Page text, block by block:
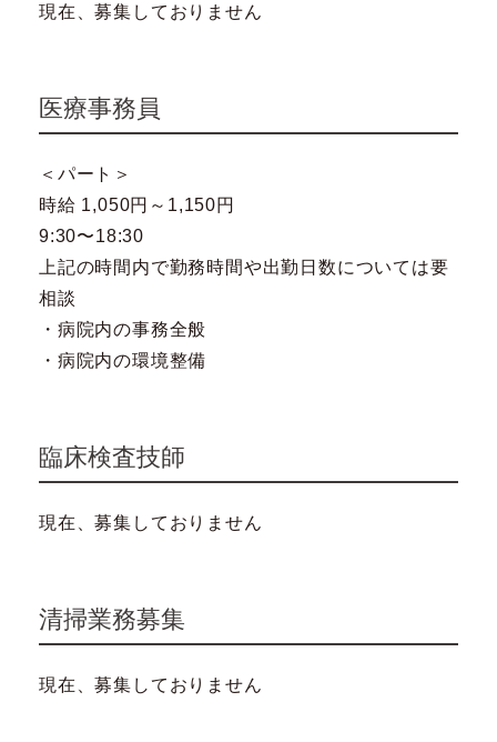
現在、募集しておりません
医療事務員
＜パート＞
時給 1,050円～1,150円
9:30〜18:30
上記の時間内で勤務時間や出勤日数については要
相談
・病院内の事務全般
・病院内の環境整備
臨床検査技師
現在、募集しておりません
清掃業務募集
現在、募集しておりません